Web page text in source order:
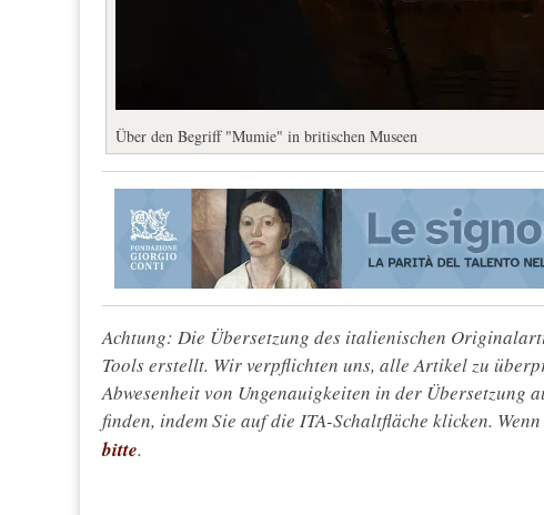
Über den Begriff "Mumie" in britischen Museen
Achtung: Die Übersetzung des italienischen
Tools erstellt. Wir verpflichten uns, alle Artikel zu
Abwesenheit von Ungenauigkeiten in der Übersetzung
finden, indem Sie auf die ITA-Schaltfläche klicken.
bitte.